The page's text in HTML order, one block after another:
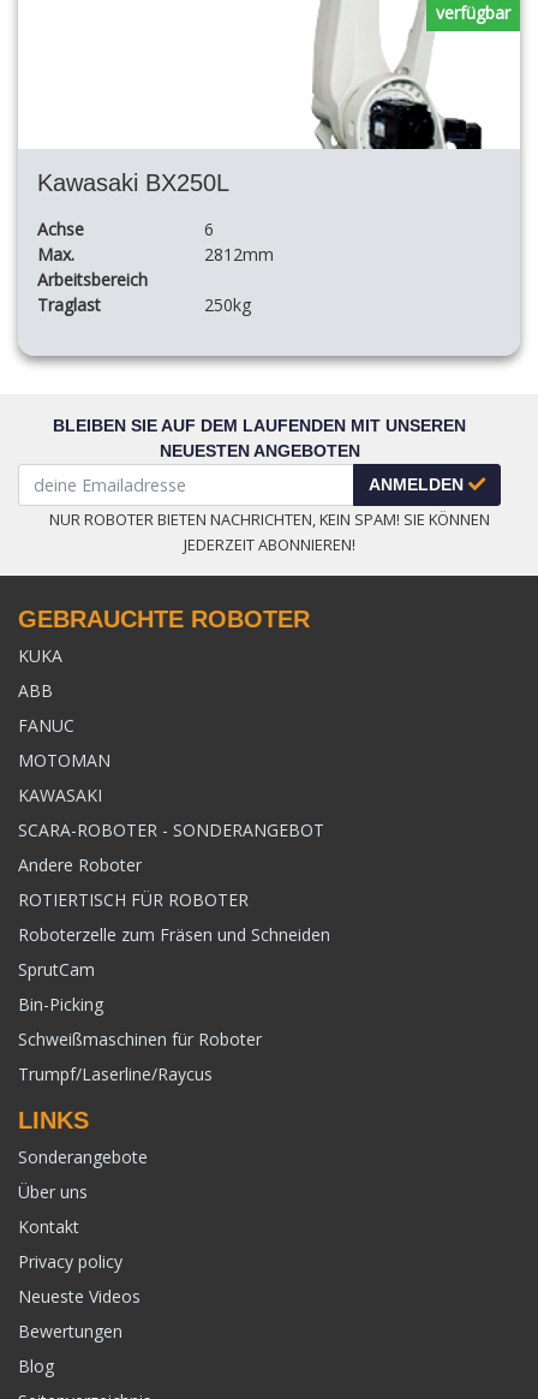
Kawasaki BX250L
Achse
6
Max.
Arbeitsbereich
2812mm
Traglast 250kg
verfügbar
BLEIBEN SIE AUF DEM LAUFENDEN MIT UNSEREN
NEUESTEN ANGEBOTEN
ANMELDEN
NUR ROBOTER BIETEN NACHRICHTEN, KEIN SPAM! SIE KÖNNEN
JEDERZEIT ABONNIEREN!
GEBRAUCHTE ROBOTER
KUKA
ABB
FANUC
MOTOMAN
KAWASAKI
SCARA-ROBOTER - SONDERANGEBOT
Andere Roboter
ROTIERTISCH FÜR ROBOTER
Roboterzelle zum Fräsen und Schneiden
SprutCam
Bin-Picking
Schweißmaschinen für Roboter
Trumpf/Laserline/Raycus
LINKS
Sonderangebote
Über uns
Kontakt
Privacy policy
Neueste Videos
Bewertungen
Blog